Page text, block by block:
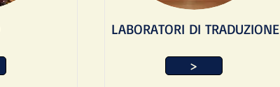
LABORATORI DI TRADUZIONE
>